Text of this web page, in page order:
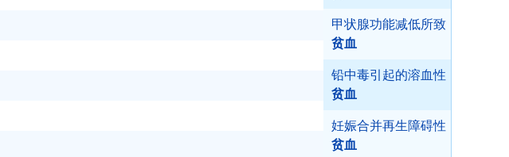
甲状腺功能减低所致
贫血
铅中毒引起的溶血性
贫血
妊娠合并再生障碍性
贫血